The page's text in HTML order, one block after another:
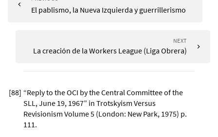
El pablismo, la Nueva Izquierda y guerrillerismo
NEXT
La creación de la Workers League (Liga Obrera)
[88] “Reply to the OCI by the Central Committee of the
SLL, June 19, 1967” in Trotskyism Versus
Revisionism Volume 5 (London: New Park, 1975) p.
111.